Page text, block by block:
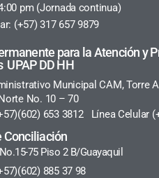
pm (Jornada continua)
(+57) 317 657 9879
para la Atención y
UPAP DD HH
Municipal CAM, Torre
No. 10 – 70
653 3812 Línea Celular
Conciliación
75 Piso 2 B/Guayaquil
885 37 98